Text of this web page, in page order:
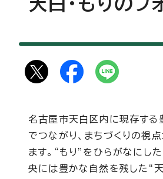
名古屋市天白区内に現存する
でつながり、まちづくりの視
ます。“もり”をひらがなにし
央には豊かな自然を残した“